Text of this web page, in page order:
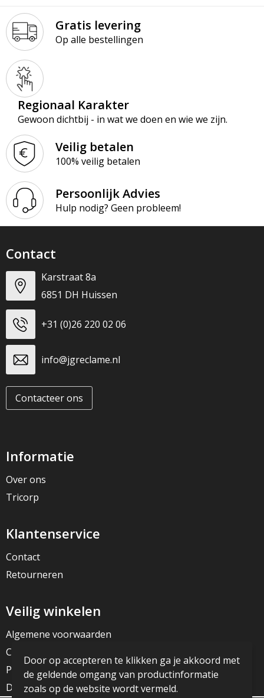
Gratis levering
Op alle bestellingen
Regionaal Karakter
Gewoon dichtbij - in wat we doen en wie we zijn.
Veilig betalen
100% veilig betalen
Persoonlijk Advies
Hulp nodig? Geen probleem!
Contact
Karstraat 8a
6851 DH Huissen
+31 (0)26 220 02 06
info@jgreclame.nl
Contacteer ons
Informatie
Over ons
Tricorp
Klantenservice
Contact
Retourneren
Veilig winkelen
Algemene voorwaarden
Cookieverklaring
Privacyverklaring
Disclaimer
Door op accepteren te klikken ga je akkoord met
de geldende omgang van productinformatie
zoals op de website wordt vermeld.